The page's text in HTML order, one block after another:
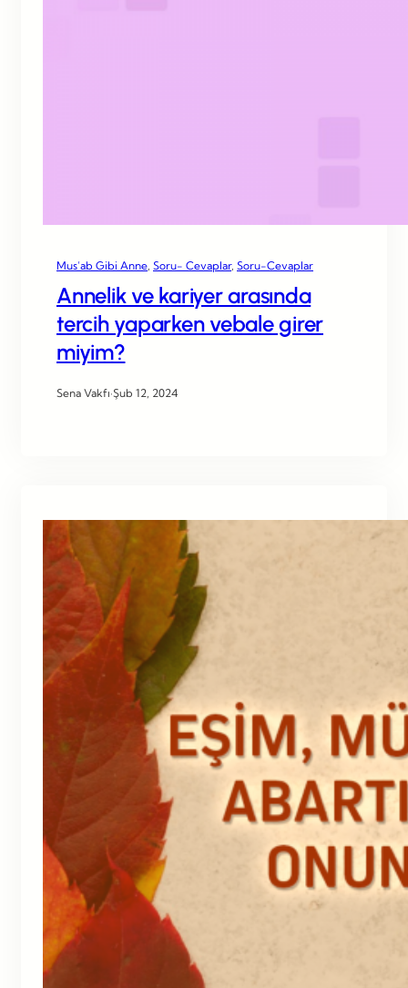
Mus’ab Gibi Anne Soru- Cevaplar, Soru-Cevaplar
Annelik ve kariyer arasında
tercih yaparken vebale girer
miyim?
Sena Vakfı·Şub 12, 2024